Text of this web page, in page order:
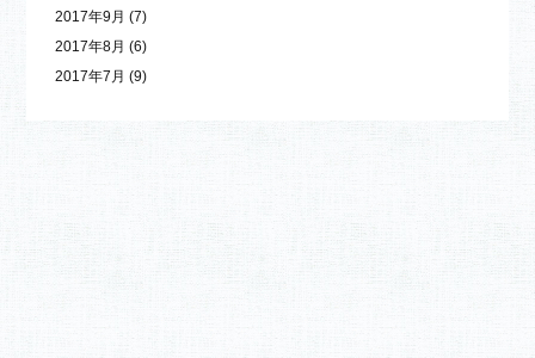
2017年9月 (7)
2017年8月 (6)
2017年7月 (9)